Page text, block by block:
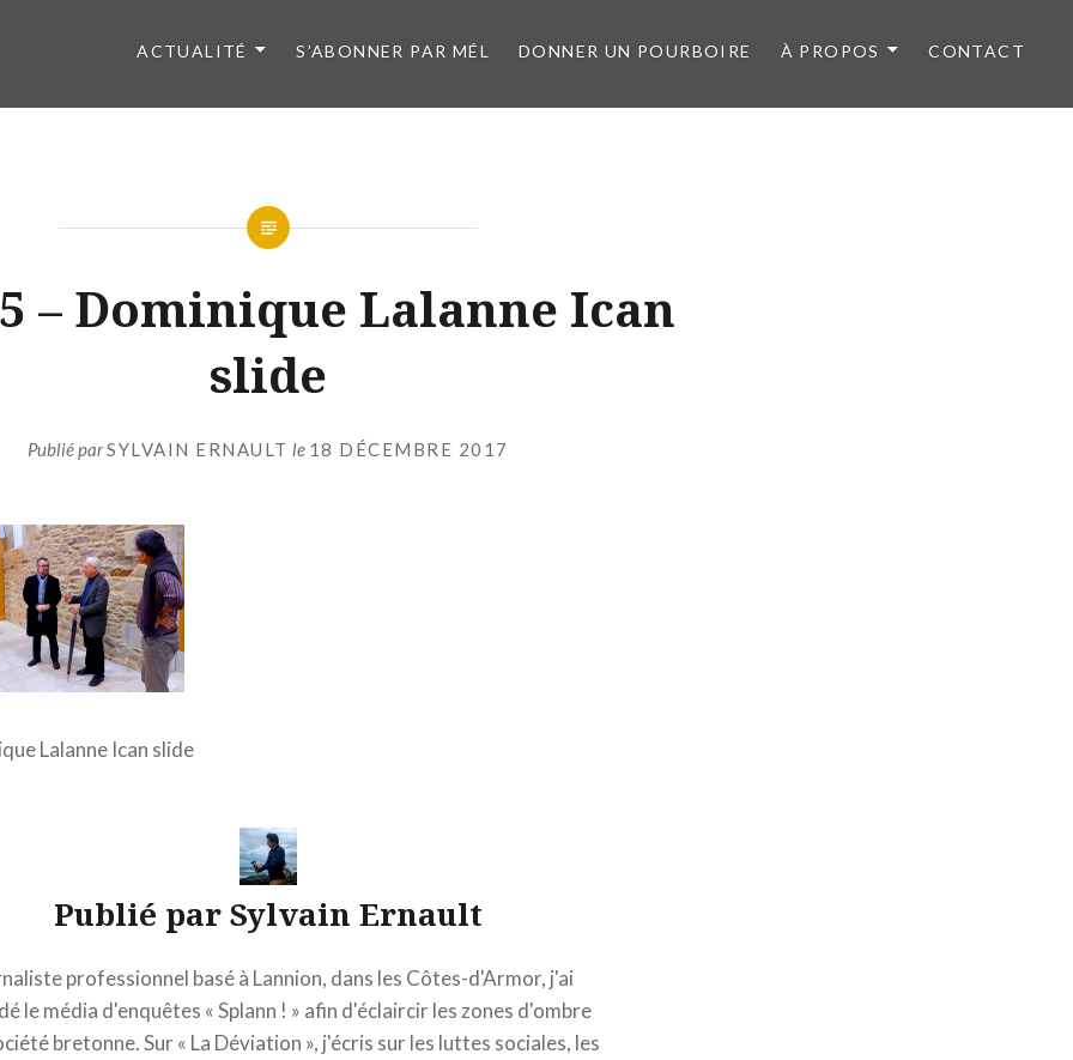
ACTUALITÉ S’ABONNER PAR MÉL DONNER UN POURBOIRE À PROPOS CONTACT
– Dominique Lalanne Ican
slide
Publié parSYLVAIN ERNAULT le 18 DÉCEMBRE 2017
Lalanne Ican slide
Publié parSylvain Ernault
professionnel basé à Lannion, dans les Côtes-d'Armor, j'ai
le média d'enquêtes « Splann ! » afin d'éclaircir les zones d'ombre
bretonne. Sur « La Déviation », j'écris sur les luttes sociales, les